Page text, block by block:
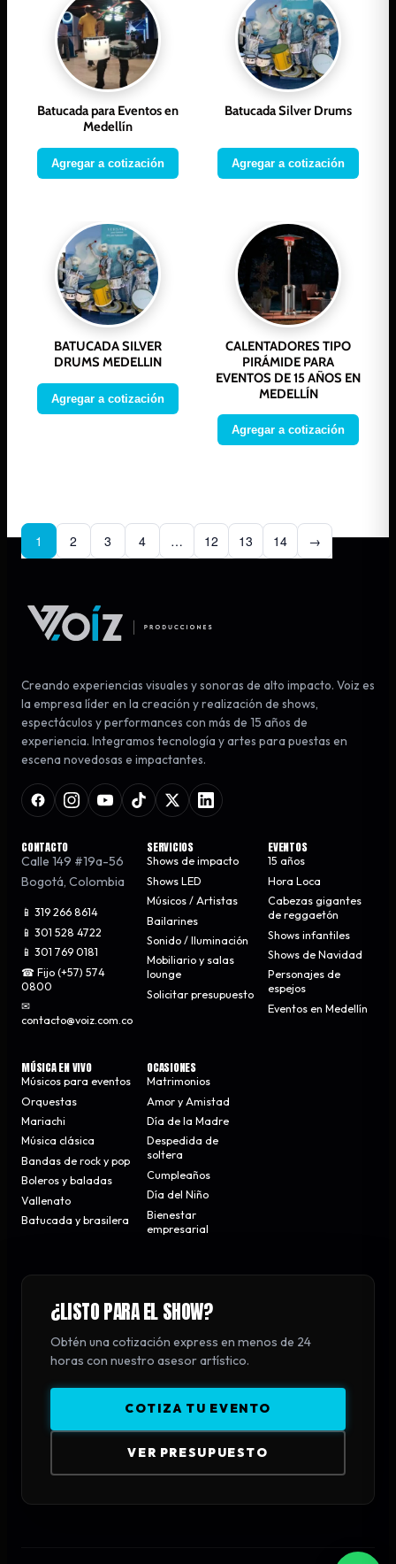
Batucada para Eventos en
Medellín
Agregar a cotización
Batucada Silver Drums
Agregar a cotización
BATUCADA SILVER
DRUMS MEDELLIN
Agregar a cotización
CALENTADORES TIPO
PIRÁMIDE PARA
EVENTOS DE 15 AÑOS EN
MEDELLÍN
Agregar a cotización
1 2 3 4 … 12 13 14 →
Creando experiencias visuales y sonoras de alto impacto. Voiz es
la empresa líder en la creación y realización de shows,
espectáculos y performances con más de 15 años de
experiencia. Integramos tecnología y artes para puestas en
escena novedosas e impactantes.
CONTACTO
Calle 149 #19a-56
Bogotá, Colombia
📱 319 266 8614
📱 301 528 4722
📱 301 769 0181
☎ Fijo (+57) 574
0800
✉
contacto@voiz.com.co
SERVICIOS
Shows de impacto
Shows LED
Músicos / Artistas
Bailarines
Sonido / Iluminación
Mobiliario y salas
lounge
Solicitar presupuesto
EVENTOS
15 años
Hora Loca
Cabezas gigantes
de reggaetón
Shows infantiles
Shows de Navidad
Personajes de
espejos
Eventos en Medellín
MÚSICA EN VIVO
Músicos para eventos
Orquestas
Mariachi
Música clásica
Bandas de rock y pop
Boleros y baladas
Vallenato
Batucada y brasilera
OCASIONES
Matrimonios
Amor y Amistad
Día de la Madre
Despedida de
soltera
Cumpleaños
Día del Niño
Bienestar
empresarial
¿LISTO PARA EL SHOW?
Obtén una cotización express en menos de 24
horas con nuestro asesor artístico.
COTIZA TU EVENTO
VER PRESUPUESTO